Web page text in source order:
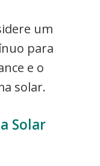
um
para
e o
solar.
Solar